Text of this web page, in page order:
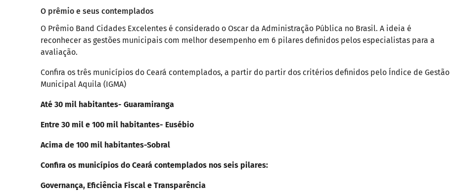
O prêmio e seus contemplados
O Prêmio Band Cidades Excelentes é considerado o Oscar da Administração Pública no Brasil. A ideia é
reconhecer as gestões municipais com melhor desempenho em 6 pilares definidos pelos especialistas para a
avaliação.
Confira os três municípios do Ceará contemplados, a partir do partir dos critérios definidos pelo Índice de Gestão
Municipal Aquila (IGMA)
Até 30 mil habitantes- Guaramiranga
Entre 30 mil e 100 mil habitantes- Eusébio
Acima de 100 mil habitantes-Sobral
Confira os municípios do Ceará contemplados nos seis pilares:
Governança, Eficiência Fiscal e Transparência